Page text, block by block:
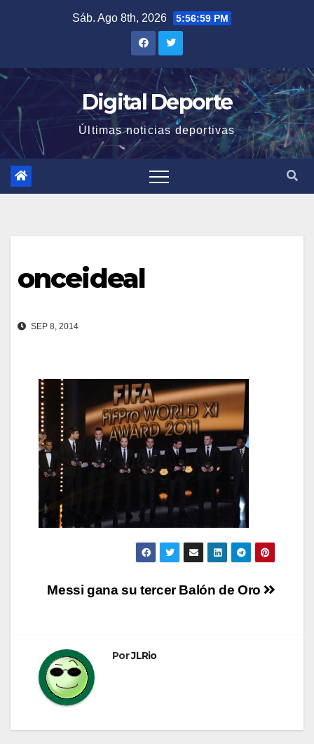
Sáb. Ago 8th, 2026 5:56:59 PM
Digital Deporte
Últimas noticias deportivas
onceideal
SEP 8, 2014
Navegación
entradas
Messi gana su tercer Balón de Oro
PorJLRio